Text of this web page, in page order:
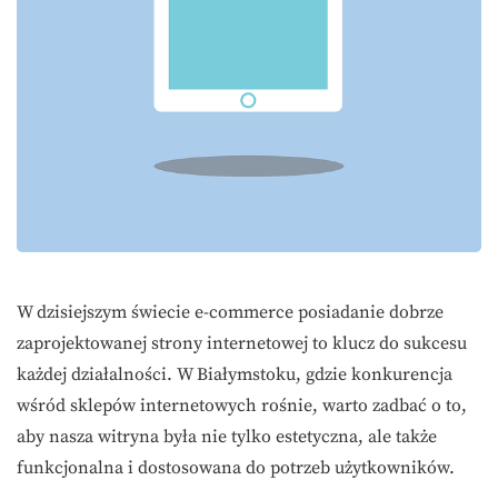
W dzisiejszym świecie e-commerce posiadanie dobrze
zaprojektowanej strony internetowej to klucz do sukcesu
każdej działalności. W Białymstoku, gdzie konkurencja
wśród sklepów internetowych rośnie, warto zadbać o to,
aby nasza witryna była nie tylko estetyczna, ale także
funkcjonalna i dostosowana do potrzeb użytkowników.